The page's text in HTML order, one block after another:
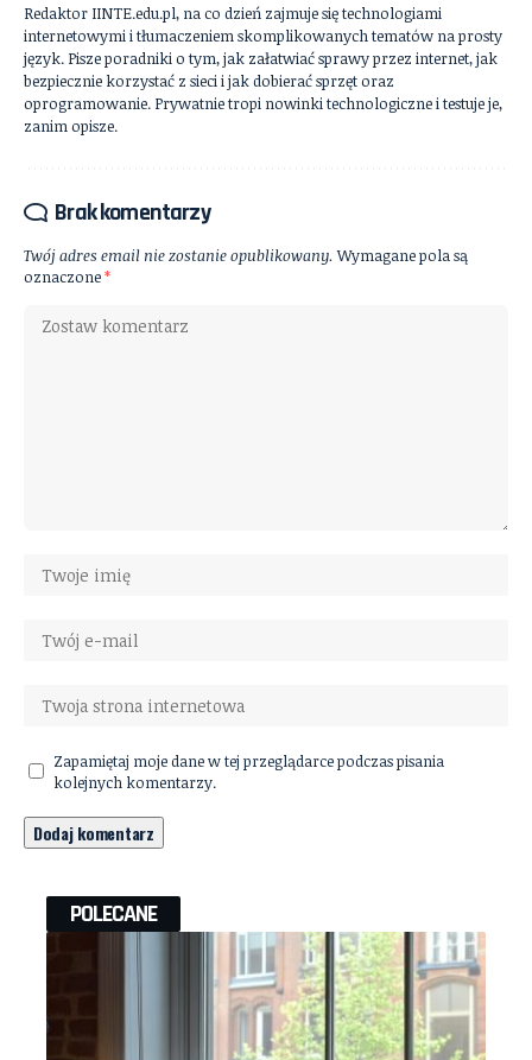
Redaktor IINTE.edu.pl, na co dzień zajmuje się technologiami
internetowymi i tłumaczeniem skomplikowanych tematów na prosty
język. Pisze poradniki o tym, jak załatwiać sprawy przez internet, jak
bezpiecznie korzystać z sieci i jak dobierać sprzęt oraz
oprogramowanie. Prywatnie tropi nowinki technologiczne i testuje je,
zanim opisze.
Brak komentarzy
Twój adres email nie zostanie opublikowany. Wymagane pola są
oznaczone*
Zapamiętaj moje dane w tej przeglądarce podczas pisania
kolejnych komentarzy.
POLECANE